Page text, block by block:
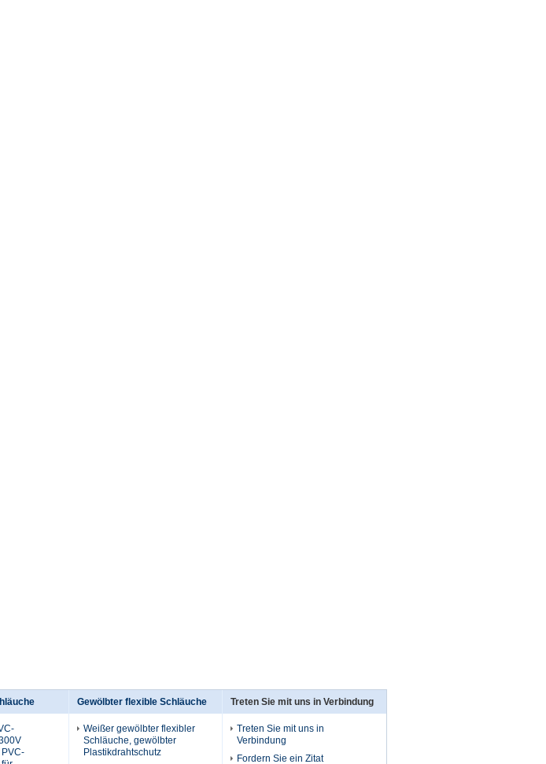
Gewölbter flexible Schläuche
Weißer gewölbter flexibler
Schläuche, gewölbter
Plastikdrahtschutz
Treten Sie mit uns in Verbindung
Treten Sie mit uns in
Verbindung
Fordern Sie ein Zitat